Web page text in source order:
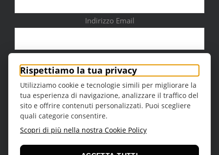
Indirizzo Email
Sesso
Rispettiamo la tua privacy
Utilizziamo cookie e tecnologie simili per migliorare la
tua esperienza di navigazione, analizzare il traffico del
sito e offrire contenuti personalizzati. Puoi scegliere
quali categorie consentire.
Scopri di più nella nostra Cookie Policy